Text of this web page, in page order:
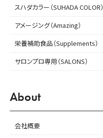
スハダカラー（SUHADA COLOR）
アメージング（Amazing）
栄養補助食品（Supplements）
サロンプロ専用（SALONS）
About
会社概要